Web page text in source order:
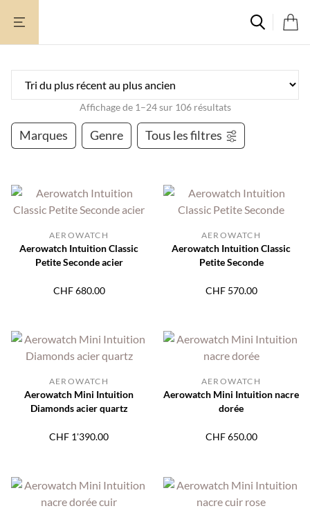
Affichage de 1–24 sur 106 résultats
Marques Genre Tous les filtres
Aerowatch Intuition Classic
Petite Seconde acier
AEROWATCH
CHF680.00
Aerowatch Intuition Classic
Petite Seconde
AEROWATCH
CHF570.00
Aerowatch Mini Intuition
Diamonds acier quartz
AEROWATCH
CHF 1'390.00
Aerowatch Mini Intuition nacre
dorée
AEROWATCH
CHF650.00